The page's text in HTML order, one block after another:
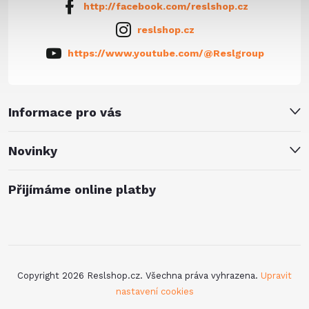
Informace pro vás
Novinky
http://facebook.com/reslshop.cz
reslshop.cz
https://www.youtube.com/@Reslgroup
Přijímáme online platby
Copyright 2026 Reslshop.cz. Všechna práva vyhrazena. Upravit
nastavení cookies